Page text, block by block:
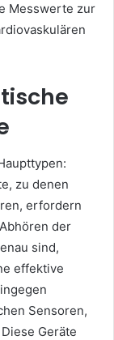
Messwerte zur
zu denen
erfordern
der
sind,
effektive
Sensoren,
Geräte